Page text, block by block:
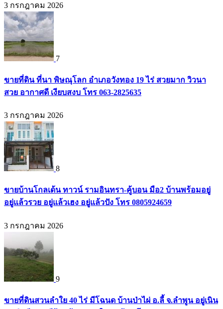
3 กรกฎาคม 2026
7
ขายที่ดิน ที่นา พิษณุโลก อำเภอวังทอง 19 ไร่ สวยมาก วิวนา
สวย อากาศดี เงียบสงบ โทร 063-2825635
3 กรกฎาคม 2026
8
ขายบ้านโกลเด้น ทาวน์ รามอินทรา-คู้บอน มือ2 บ้านพร้อมอยู่
อยู่แล้วรวย อยู่แล้วเฮง อยู่แล้วปัง โทร 0805924659
3 กรกฎาคม 2026
9
ขายที่ดินสวนลำใย 40 ไร่ มีโฉนด บ้านป่าไผ่ อ.ลี้ จ.ลำพูน อยู่เนิน